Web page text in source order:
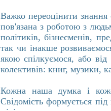
Важко переоцінити знання
пов'язана з роботою з
політиків, бізнесменів,
так чи інакше
якою спілкуємося, або від
колективів: книг, музики,
Кожна наша думка і
Свідомість формується